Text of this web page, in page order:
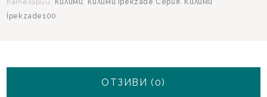
160х230
Категории: Килими, Килими Ipekzade Серия, Килими
İpekzade100
ОТЗИВИ (0)